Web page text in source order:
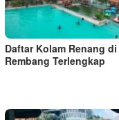
Daftar Kolam Renang di
Rembang Terlengkap